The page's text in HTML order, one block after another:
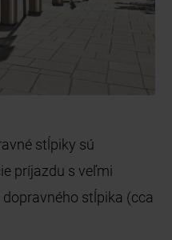
dopravné
stĺpiky sú
príjazdu s veľmi
stĺpika (cca